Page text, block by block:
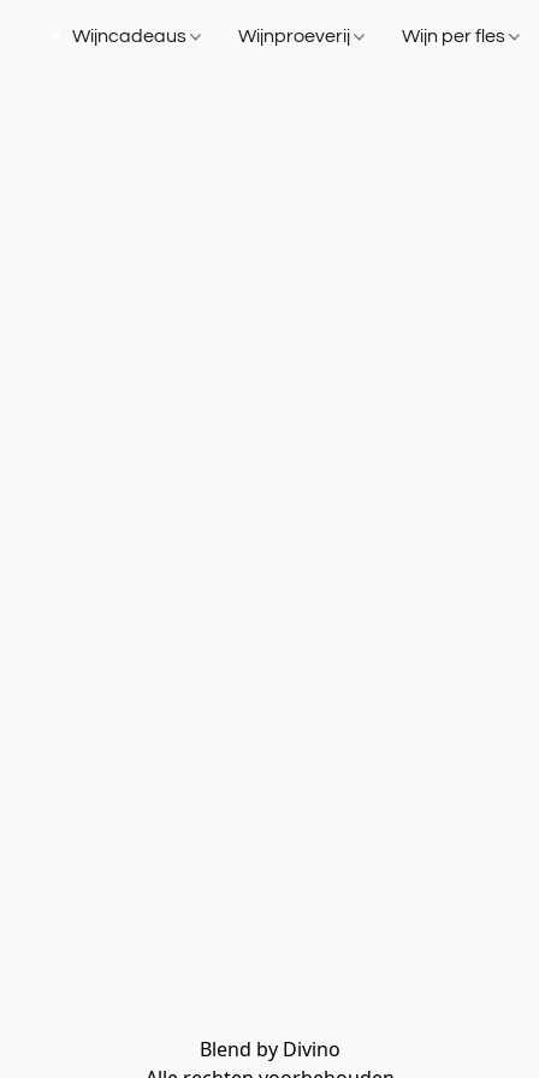
Wijncadeaus Wijnproeverij Wijn per fles
Blend by Divino